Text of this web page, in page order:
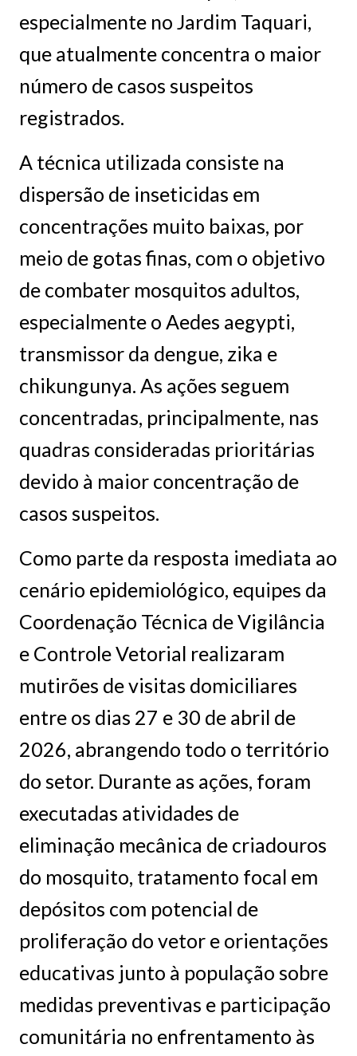
especialmente no Jardim Taquari,
que atualmente concentra o maior
número de casos suspeitos
registrados.
A técnica utilizada consiste na
dispersão de inseticidas em
concentrações muito baixas, por
meio de gotas finas, com o objetivo
de combater mosquitos adultos,
especialmente o Aedes aegypti,
transmissor da dengue, zika e
chikungunya. As ações seguem
concentradas, principalmente, nas
quadras consideradas prioritárias
devido à maior concentração de
casos suspeitos.
Como parte da resposta imediata ao
cenário epidemiológico, equipes da
Coordenação Técnica de Vigilância
e Controle Vetorial realizaram
mutirões de visitas domiciliares
entre os dias 27 e 30 de abril de
2026, abrangendo todo o território
do setor. Durante as ações, foram
executadas atividades de
eliminação mecânica de criadouros
do mosquito, tratamento focal em
depósitos com potencial de
proliferação do vetor e orientações
educativas junto à população sobre
medidas preventivas e participação
comunitária no enfrentamento às